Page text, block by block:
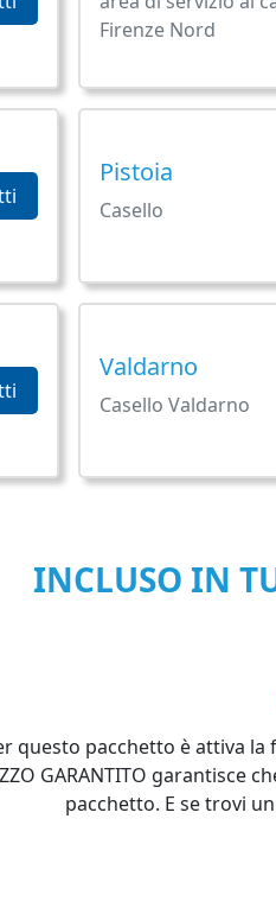
Firenze Nord
Pistoia
Casello
Valdarno
Casello Valdarno
INCLUSO IN
questo pacchetto è attiva la
GARANTITO garantisce
pacchetto. E se trovi